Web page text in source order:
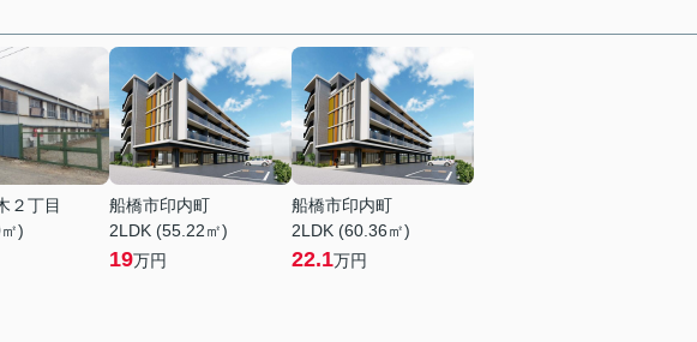
２丁目
)
船橋市印内町
2LDK (55.22㎡)
19万円
船橋市印内町
2LDK (60.36㎡)
22.1万円